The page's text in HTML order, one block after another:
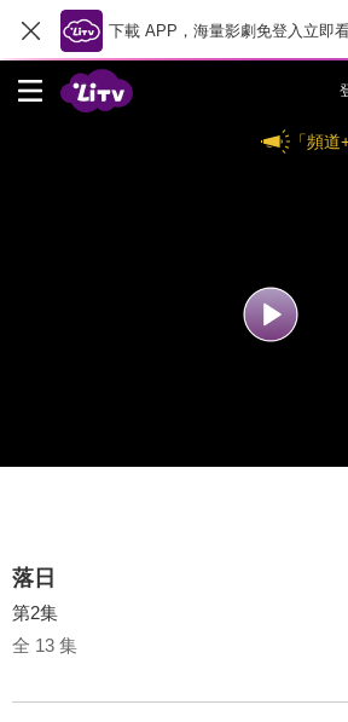
下載 APP，海量影劇免登入立即
「頻
落日
第2集
全 13 集